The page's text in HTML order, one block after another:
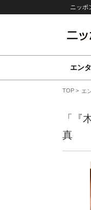
ニッポ
エン
TOP エ
「『
真